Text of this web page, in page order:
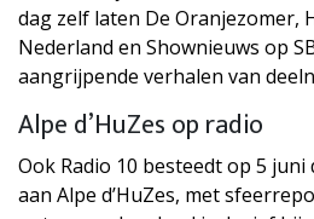
dag zelf laten De Oranjezomer,
Nederland en Shownieuws op
aangrijpende verhalen van
Alpe d’HuZes op radio
Ook Radio 10 besteedt op 5 juni
aan Alpe d’HuZes, met